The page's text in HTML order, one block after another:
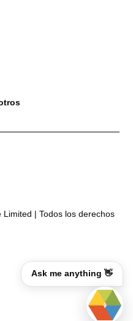
| Todos los derechos
Ask me anything 👋